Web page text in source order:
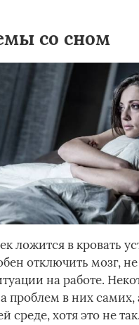
со сном
ложится в кровать
отключить мозг, не
на работе.
проблем в них самих,
среде, хотя это не так.